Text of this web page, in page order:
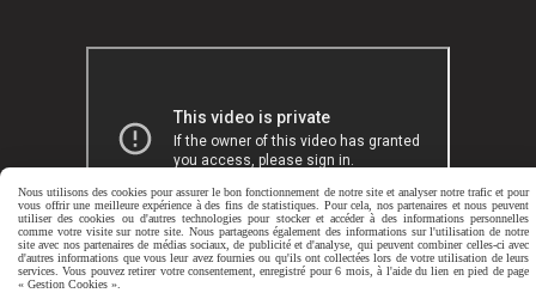
Visite virtuelle
Nous utilisons des cookies pour assurer le bon fonctionnement de notre site et analyser notre trafic et pour
vous offrir une meilleure expérience à des fins de statistiques. Pour cela, nos partenaires et nous peuvent
utiliser des cookies ou d'autres technologies pour stocker et accéder à des informations personnelles
comme votre visite sur notre site. Nous partageons également des informations sur l'utilisation de notre
site avec nos partenaires de médias sociaux, de publicité et d'analyse, qui peuvent combiner celles-ci avec
d'autres informations que vous leur avez fournies ou qu'ils ont collectées lors de votre utilisation de leurs
services. Vous pouvez retirer votre consentement, enregistré pour 6 mois, à l'aide du lien en pied de page
« Gestion Cookies ».